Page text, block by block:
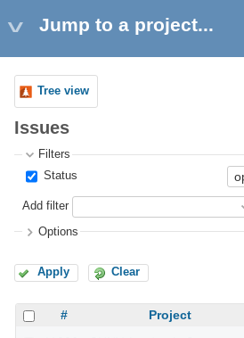
Jump to a project...
Tree view
Issues
Filters
Status
Add filter
Options
Apply Clear
# Project